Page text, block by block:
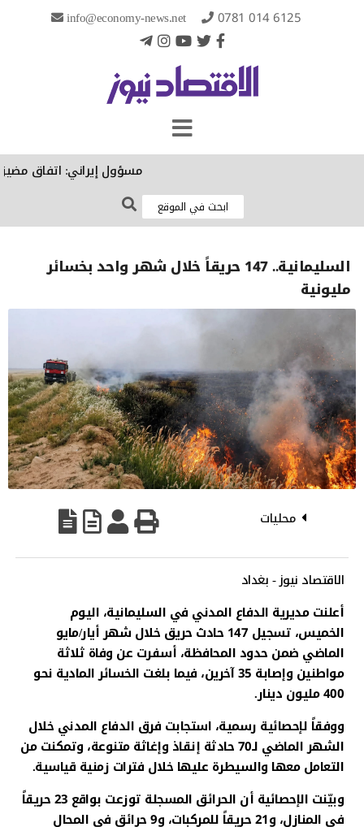
info@economy-news.net 0781 014 6125
مسؤول إيراني: اتفاق مضيق
السليمانية.. 147 حريقاً خلال شهر واحد بخسائر
مليونية
محليات
الاقتصاد نيوز - بغداد
أعلنت مديرية الدفاع المدني في السليمانية، اليوم
الخميس، تسجيل 147 حادث حريق خلال شهر أيار/مايو
الماضي ضمن حدود المحافظة، أسفرت عن وفاة ثلاثة
مواطنين وإصابة 35 آخرين، فيما بلغت الخسائر المادية نحو
400 مليون دينار.
ووفقاً لإحصائية رسمية، استجابت فرق الدفاع المدني خلال
الشهر الماضي لـ70 حادثة إنقاذ وإغاثة متنوعة، وتمكنت من
التعامل معها والسيطرة عليها خلال فترات زمنية قياسية.
وبيّنت الإحصائية أن الحرائق المسجلة توزعت بواقع 23 حريقاً
في المنازل، و21 حريقاً للمركبات، و9 حرائق في المحال